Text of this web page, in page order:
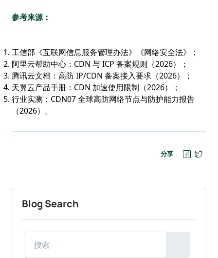
参考来源：
工信部《互联网信息服务管理办法》《网络安全法》；
阿里云帮助中心：CDN 与 ICP 备案规则（2026）；
腾讯云文档：高防 IP/CDN 备案接入要求（2026）；
天翼云产品手册：CDN 加速使用限制（2026）；
行业实测：CDN07 全球高防网络节点与防护能力报告
（2026）。
分享
Blog Search